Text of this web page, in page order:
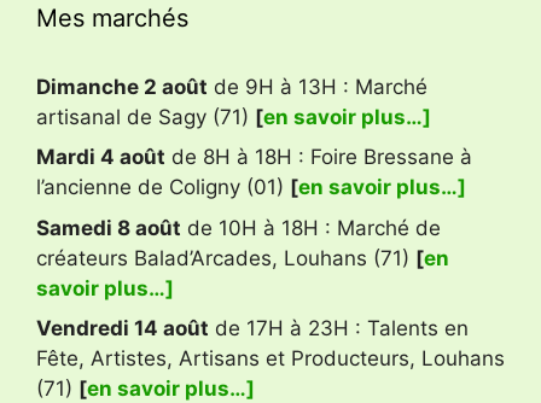
Mes marchés
Dimanche 2 août de 9H à 13H : Marché
artisanal de Sagy (71) [en savoir plus…]
Mardi 4 août de 8H à 18H : Foire Bressane à
l’ancienne de Coligny (01) [en savoir plus…]
Samedi 8 août de 10H à 18H : Marché de
créateurs Balad’Arcades, Louhans (71) [en
savoir plus…]
Vendredi 14 août de 17H à 23H : Talents en
Fête, Artistes, Artisans et Producteurs, Louhans
(71) [en savoir plus…]